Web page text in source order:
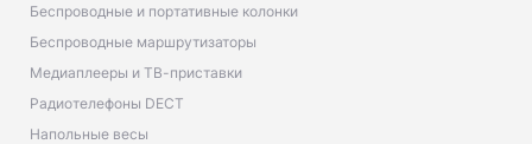
Беспроводные и портативные колонки
Беспроводные маршрутизаторы
Медиаплееры и ТВ-приставки
Радиотелефоны DECT
Напольные весы